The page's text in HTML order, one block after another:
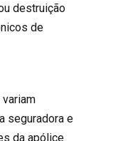
destruição
de
seguradora e
da apólice.